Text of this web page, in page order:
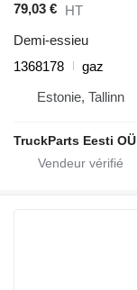
79,03 € HT
Demi-essieu
1368178
gaz
Estonie, Tallinn
TruckParts Eesti OÜ